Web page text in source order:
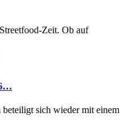
Zeit. Ob auf
sich wieder mit einem